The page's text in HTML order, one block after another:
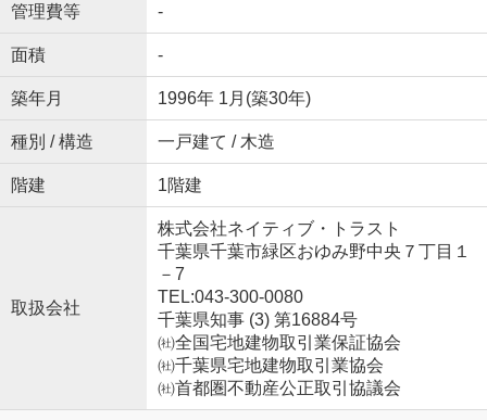
管理費等 -
面積 -
築年月 1996年 1月(築30年)
種別 / 構造 一戸建て / 木造
階建 1階建
取扱会社
株式会社ネイティブ・トラスト
千葉県千葉市緑区おゆみ野中央７丁目１
－7
TEL:043-300-0080
千葉県知事 (3) 第16884号
㈳全国宅地建物取引業保証協会
㈳千葉県宅地建物取引業協会
㈳首都圏不動産公正取引協議会